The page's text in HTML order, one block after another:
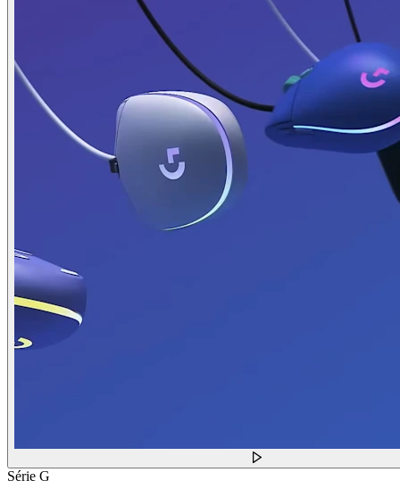
Série G